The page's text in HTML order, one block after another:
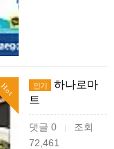
Hot 인기
하나로마
트
댓글 0 |
조회
72,461